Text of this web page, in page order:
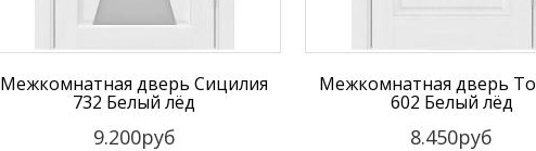
Межкомнатная дверь Сицилия
732 Белый лёд
9.200руб
Межкомнатная дверь
602 Белый лёд
8.450руб